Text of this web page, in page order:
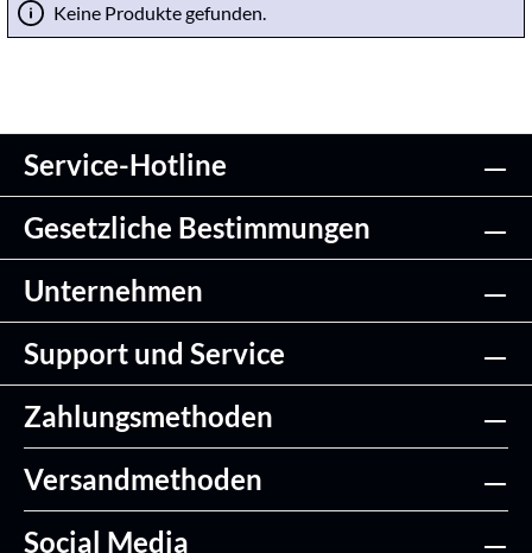
Keine Produkte gefunden.
Service-Hotline
Gesetzliche Bestimmungen
Unternehmen
Support und Service
Zahlungsmethoden
Versandmethoden
Social Media